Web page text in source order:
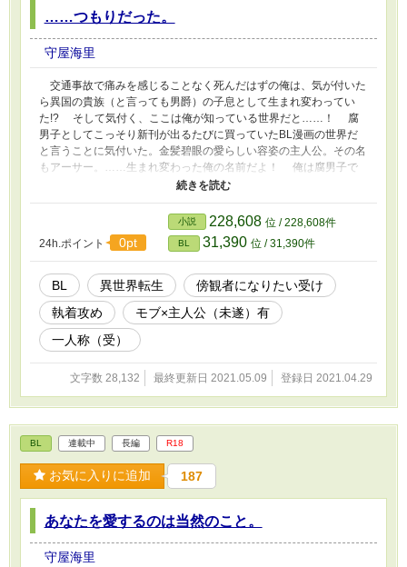
……つもりだった。
守屋海里
交通事故で痛みを感じることなく死んだはずの俺は、気が付いた
ら異国の貴族（と言っても男爵）の子息として生まれ変わってい
た!? そして気付く、ここは俺が知っている世界だと……！ 腐
男子としてこっそり新刊が出るたびに買っていたBL漫画の世界だ
と言うことに気付いた。金髪碧眼の愛らしい容姿の主人公。その名
もアーサー。……生まれ変わった俺の名前だよ！ 俺は腐男子で
はあるけれど、自分がそうなろうとは思っていない。傍観者でいる
くモブとして、地味に生きよう……！ 髪を染めて前髪で目元を
隠し、いかにも根暗そうな雰囲気で……周りのBLカップルたちを
応援する人になろう！ そう決意して早数年。――学園生活が始
まる。 傍観者になりたいアーサーと、そんなアーサーにちょっ
かいを出すユーゴの話。 ※固定CP、ユーゴ×アーサーです。 ※
ムーンライトノベルズ様にも投稿しています。
24h.ポイント 0pt
小説 228,608 位 / 228,608件
BL 31,390 位 / 31,390件
BL 異世界転生
傍観者になりたい受け
執着攻め
モブ×主人公（未遂）有
一人称（受）
文字数 28,132 最終更新日 2021.05.09 登録日 2021.04.29
BL 連載中 長編 R18
お気に入りに追加 187
あなたを愛するのは当然のこと。
守屋海里